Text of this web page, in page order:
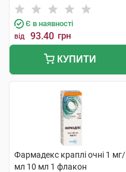
Є в наявності
від 93.40 грн
КУПИТИ
Фармадекс краплі очні 1 мг/
мл 10 мл 1 флакон